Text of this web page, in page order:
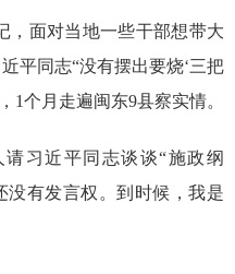
面对当地一些干部想带大
平同志“没有摆出要烧‘三把
1个月走遍闽东9县察实情。
习近平同志谈谈“施政纲
没有发言权。到时候，我是